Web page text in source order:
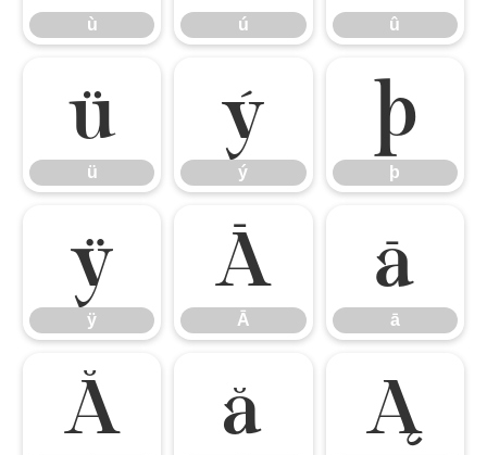
ù ú û
ü
ü
ý
ý
þ
þ
ÿ
ÿ
Ā
Ā
ā
ā
Ă ă Ą